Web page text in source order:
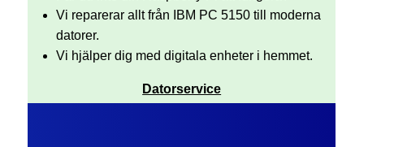
Vi reparerar allt från IBM PC 5150 till moderna
datorer.
Vi hjälper dig med digitala enheter i hemmet.
Datorservice